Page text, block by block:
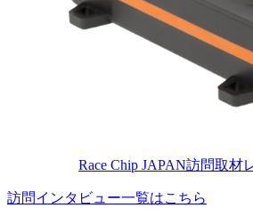
Race Chip JAPAN訪問取材
訪問インタビュー一覧はこちら